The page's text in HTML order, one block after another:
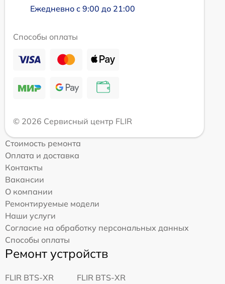
Ежедневно с 9:00 до 21:00
Способы оплаты
© 2026 Сервисный центр FLIR
Стоимость ремонта
Оплата и доставка
Контакты
Вакансии
О компании
Ремонтируемые модели
Наши услуги
Согласие на обработку персональных данных
Способы оплаты
Ремонт устройств
FLIR BTS-XR
FLIR BTS-XR